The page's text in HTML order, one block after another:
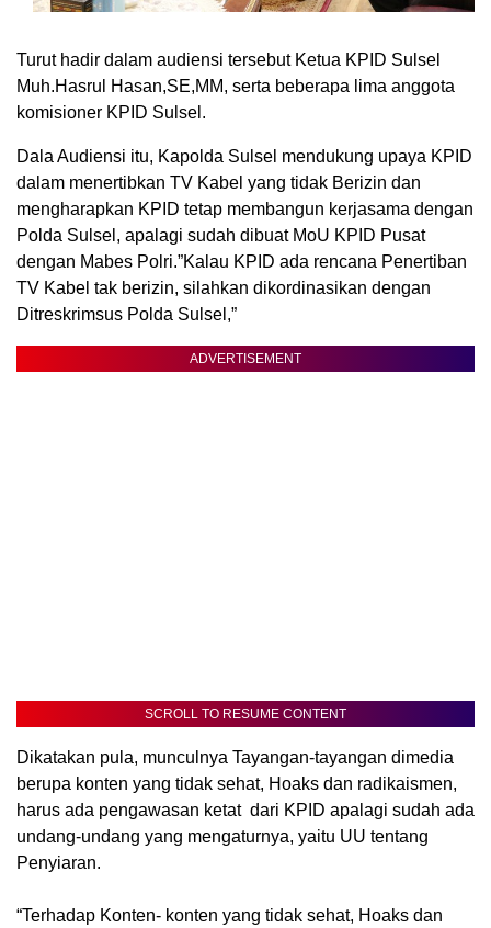
Turut hadir dalam audiensi tersebut Ketua KPID Sulsel
Muh.Hasrul Hasan,SE,MM, serta beberapa lima anggota
komisioner KPID Sulsel.
Dala Audiensi itu, Kapolda Sulsel mendukung upaya KPID
dalam menertibkan TV Kabel yang tidak Berizin dan
mengharapkan KPID tetap membangun kerjasama dengan
Polda Sulsel, apalagi sudah dibuat MoU KPID Pusat
dengan Mabes Polri.”Kalau KPID ada rencana Penertiban
TV Kabel tak berizin, silahkan dikordinasikan dengan
Ditreskrimsus Polda Sulsel,”
ADVERTISEMENT
SCROLL TO RESUME CONTENT
Dikatakan pula, munculnya Tayangan-tayangan dimedia
berupa konten yang tidak sehat, Hoaks dan radikaismen,
harus ada pengawasan ketat dari KPID apalagi sudah ada
undang-undang yang mengaturnya, yaitu UU tentang
Penyiaran.
“Terhadap Konten- konten yang tidak sehat, Hoaks dan